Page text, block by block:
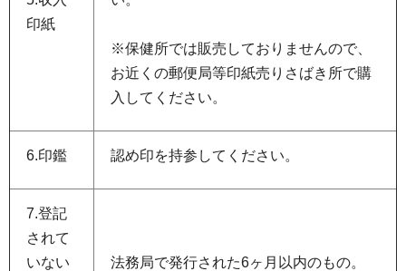
印紙
※保健所では販売しておりませんので、
お近くの郵便局等印紙売りさばき所で購
入してください。
6.印鑑 認め印を持参してください。
7.登記
されて
いない
法務局で発行された6ヶ月以内のもの。